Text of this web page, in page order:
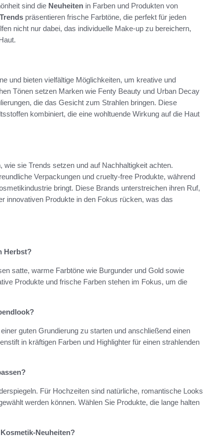
sind die Neuheiten in Farben und Produkten von
präsentieren frische Farbtöne, die perfekt für jeden
nicht nur dabei, das individuelle Make-up zu bereichern,
und bieten vielfältige Möglichkeiten, um kreative und
Tönen setzen Marken wie Fenty Beauty und Urban Decay
die das Gesicht zum Strahlen bringen. Diese
kombiniert, die eine wohltuende Wirkung auf die Haut
sie Trends setzen und auf Nachhaltigkeit achten.
Verpackungen und cruelty-free Produkte, während
bringt. Diese Brands unterstreichen ihren Ruf,
innovativen Produkte in den Fokus rücken, was das
Herbst?
satte, warme Farbtöne wie Burgunder und Gold sowie
Produkte und frische Farben stehen im Fokus, um die
guten Grundierung zu starten und anschließend einen
in kräftigen Farben und Highlighter für einen strahlenden
Für Hochzeiten sind natürliche, romantische Looks
werden können. Wählen Sie Produkte, die lange halten
Neuheiten?